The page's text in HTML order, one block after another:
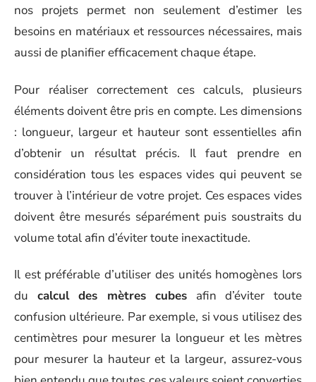
nos projets permet non seulement d’estimer les
besoins en matériaux et ressources nécessaires, mais
aussi de planifier efficacement chaque étape.
Pour réaliser correctement ces calculs, plusieurs
éléments doivent être pris en compte. Les dimensions
: longueur, largeur et hauteur sont essentielles afin
d’obtenir un résultat précis. Il faut prendre en
considération tous les espaces vides qui peuvent se
trouver à l’intérieur de votre projet. Ces espaces vides
doivent être mesurés séparément puis soustraits du
volume total afin d’éviter toute inexactitude.
Il est préférable d’utiliser des unités homogènes lors
du calcul des mètres cubes afin d’éviter toute
confusion ultérieure. Par exemple, si vous utilisez des
centimètres pour mesurer la longueur et les mètres
pour mesurer la hauteur et la largeur, assurez-vous